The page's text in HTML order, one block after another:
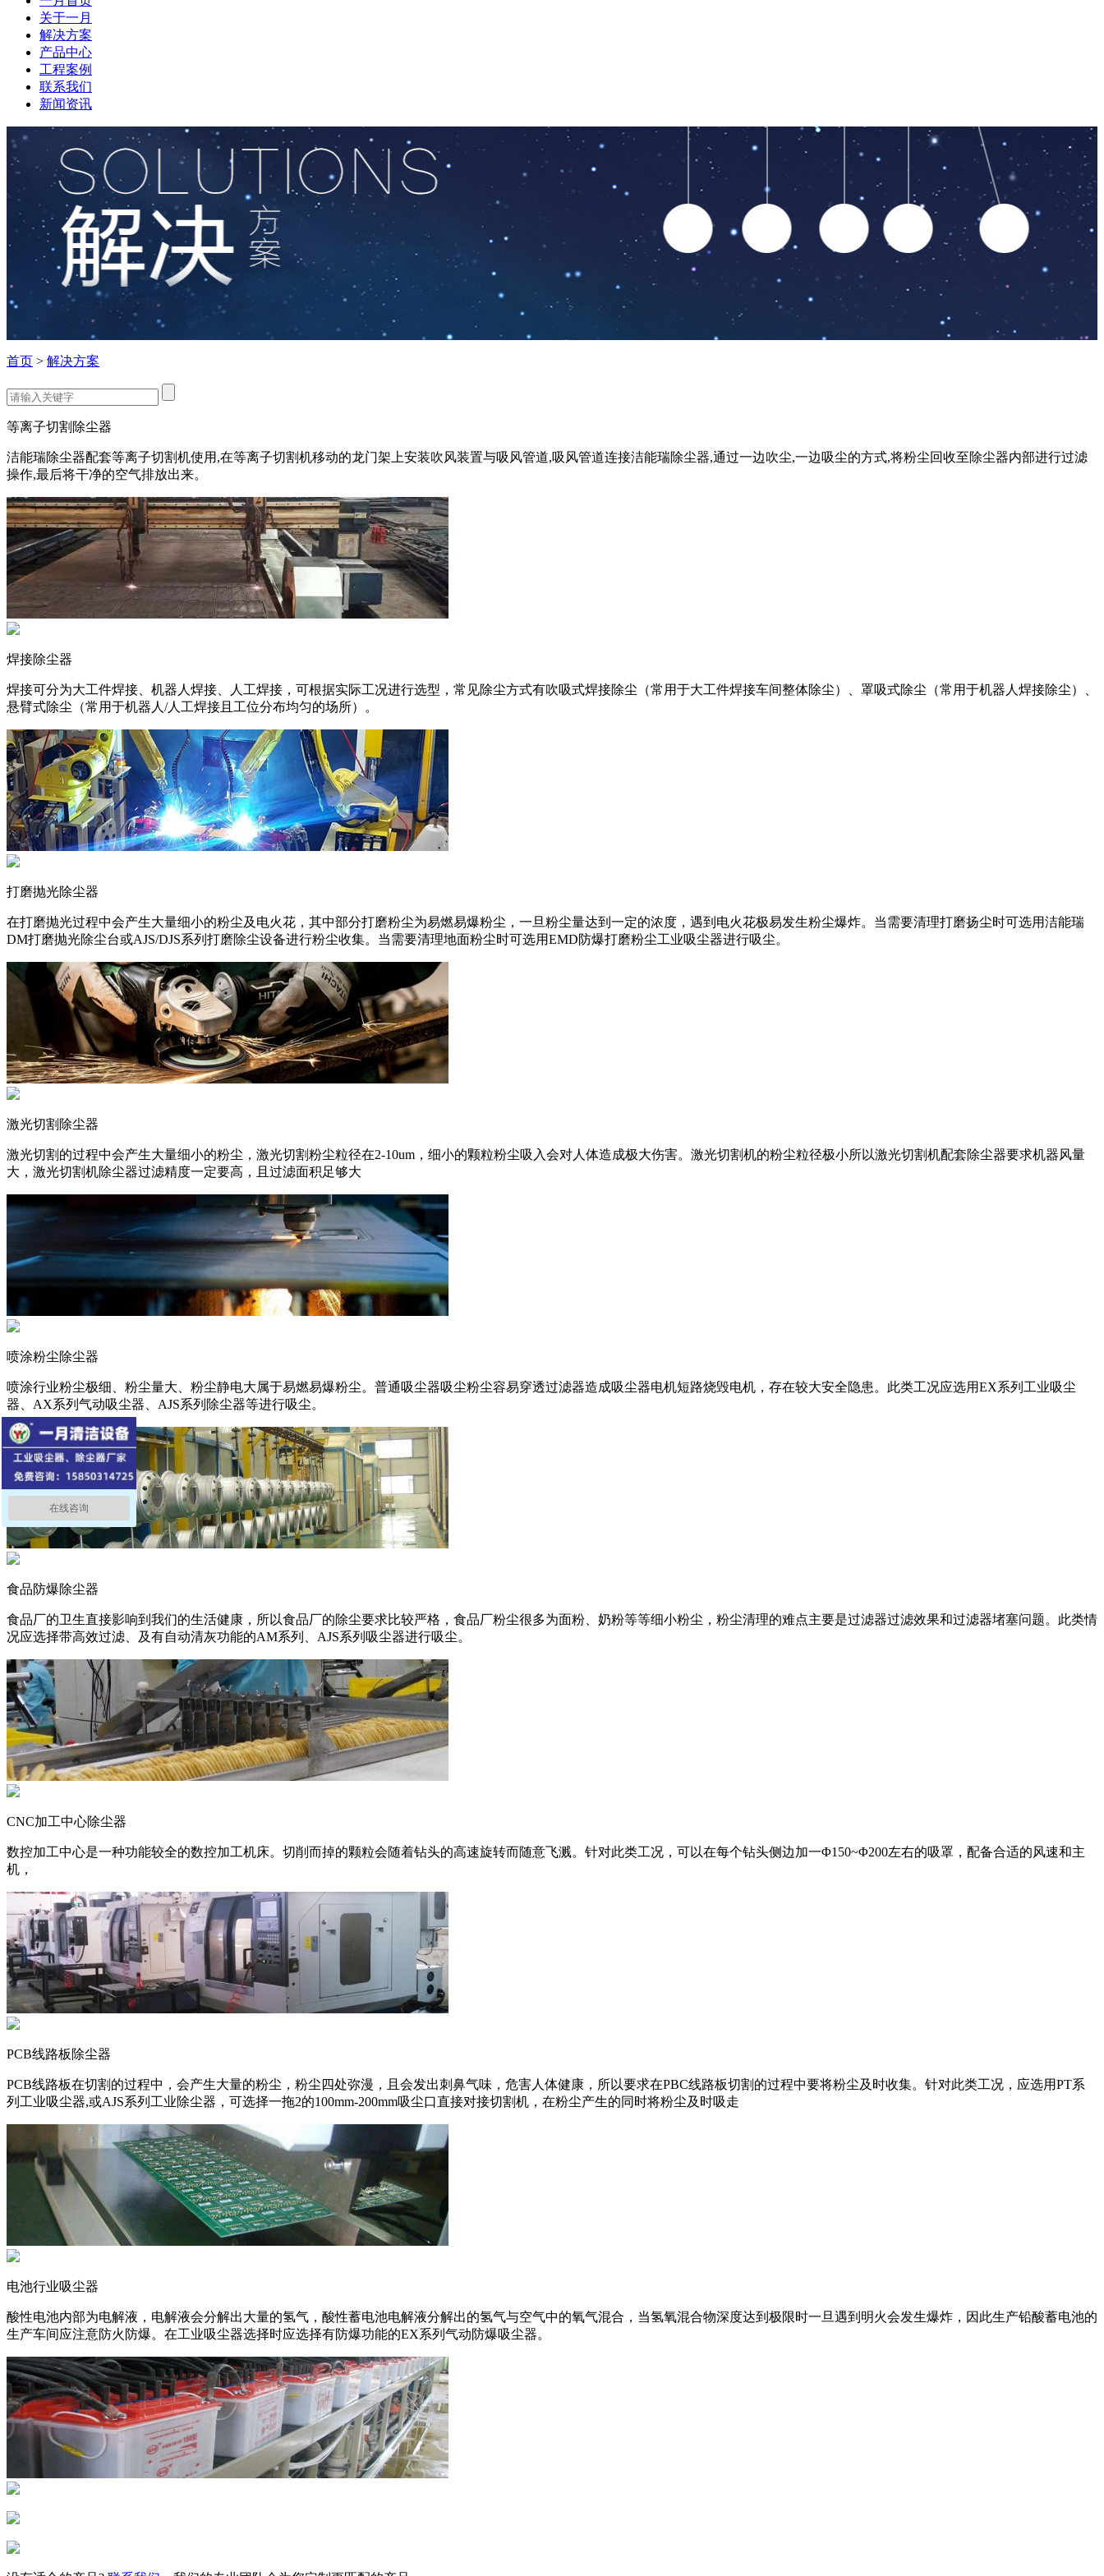
关于一月
解决方案
产品中心
工程案例
联系我们
新闻资讯
首页 > 解决方案
等离子切割除尘器
洁能瑞除尘器配套等离子切割机使用,在等离子切割机移动的龙门架上安装吹风装置与吸风管道,吸风管道连接洁能瑞除尘器,通过一边吹尘,一边吸尘的方式,将粉尘回收至除尘器内部进行过滤
操作,最后将干净的空气排放出来。
焊接除尘器
焊接可分为大工件焊接、机器人焊接、人工焊接，可根据实际工况进行选型，常见除尘方式有吹吸式焊接除尘（常用于大工件焊接车间整体除尘）、罩吸式除尘（常用于机器人焊接除尘）、
悬臂式除尘（常用于机器人/人工焊接且工位分布均匀的场所）。
打磨抛光除尘器
在打磨抛光过程中会产生大量细小的粉尘及电火花，其中部分打磨粉尘为易燃易爆粉尘，一旦粉尘量达到一定的浓度，遇到电火花极易发生粉尘爆炸。当需要清理打磨扬尘时可选用洁能瑞
DM打磨抛光除尘台或AJS/DJS系列打磨除尘设备进行粉尘收集。当需要清理地面粉尘时可选用EMD防爆打磨粉尘工业吸尘器进行吸尘。
激光切割除尘器
激光切割的过程中会产生大量细小的粉尘，激光切割粉尘粒径在2-10um，细小的颗粒粉尘吸入会对人体造成极大伤害。激光切割机的粉尘粒径极小所以激光切割机配套除尘器要求机器风量
大，激光切割机除尘器过滤精度一定要高，且过滤面积足够大
喷涂粉尘除尘器
喷涂行业粉尘极细、粉尘量大、粉尘静电大属于易燃易爆粉尘。普通吸尘器吸尘粉尘容易穿透过滤器造成吸尘器电机短路烧毁电机，存在较大安全隐患。此类工况应选用EX系列工业吸尘
器、AX系列气动吸尘器、AJS系列除尘器等进行吸尘。
食品防爆除尘器
食品厂的卫生直接影响到我们的生活健康，所以食品厂的除尘要求比较严格，食品厂粉尘很多为面粉、奶粉等等细小粉尘，粉尘清理的难点主要是过滤器过滤效果和过滤器堵塞问题。此类情
况应选择带高效过滤、及有自动清灰功能的AM系列、AJS系列吸尘器进行吸尘。
CNC加工中心除尘器
数控加工中心是一种功能较全的数控加工机床。切削而掉的颗粒会随着钻头的高速旋转而随意飞溅。针对此类工况，可以在每个钻头侧边加一Φ150~Φ200左右的吸罩，配备合适的风速和主
机，
PCB线路板除尘器
PCB线路板在切割的过程中，会产生大量的粉尘，粉尘四处弥漫，且会发出刺鼻气味，危害人体健康，所以要求在PBC线路板切割的过程中要将粉尘及时收集。针对此类工况，应选用PT系
列工业吸尘器,或AJS系列工业除尘器，可选择一拖2的100mm-200mm吸尘口直接对接切割机，在粉尘产生的同时将粉尘及时吸走
电池行业吸尘器
酸性电池内部为电解液，电解液会分解出大量的氢气，酸性蓄电池电解液分解出的氢气与空气中的氧气混合，当氢氧混合物深度达到极限时一旦遇到明火会发生爆炸，因此生产铅酸蓄电池的
生产车间应注意防火防爆。在工业吸尘器选择时应选择有防爆功能的EX系列气动防爆吸尘器。
在线咨询